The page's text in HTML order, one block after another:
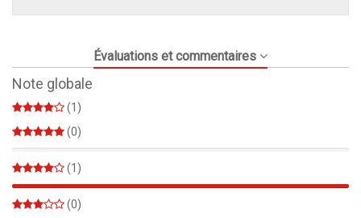
Évaluations et commentaires
Note globale
(1)
(0)
(1)
100%
(0)